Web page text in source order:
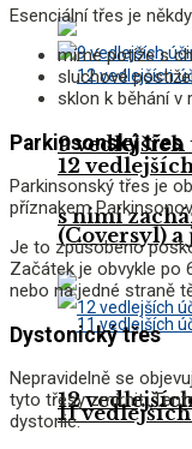
12
(Coversyl)
11
9
s nimi
12
Esenciální třes je
mírné potíže s
sluchové
sklon k běhání v
Parkinsonský třes
Parkinsonský třes je
příznakem
Je to způsobeno
Začátek je obvykle po
nebo na jedné straně
Dystonický třes
Nepravidelně se
tyto třesy zmírnit.
dystonie.